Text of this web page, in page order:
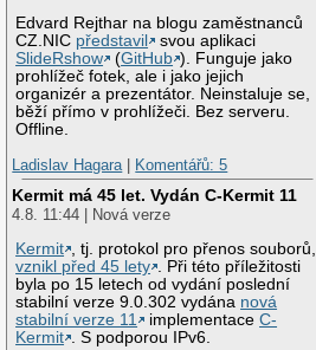
Edvard Rejthar na blogu zaměstnanců
CZ.NIC představil
svou aplikaci
SlideRshow
(GitHub ). Funguje jako
prohlížeč fotek, ale i jako jejich
organizér a prezentátor. Neinstaluje se,
běží přímo v prohlížeči. Bez serveru.
Offline.
Ladislav Hagara | Komentářů: 5
Kermit má 45 let. Vydán C-Kermit 11
4.8. 11:44 | Nová verze
Kermit , tj. protokol pro přenos souborů,
vznikl před 45 lety . Při této příležitosti
byla po 15 letech od vydání poslední
stabilní verze 9.0.302 vydána nová
stabilní verze 11
implementaceC-
Kermit . S podporou IPv6.